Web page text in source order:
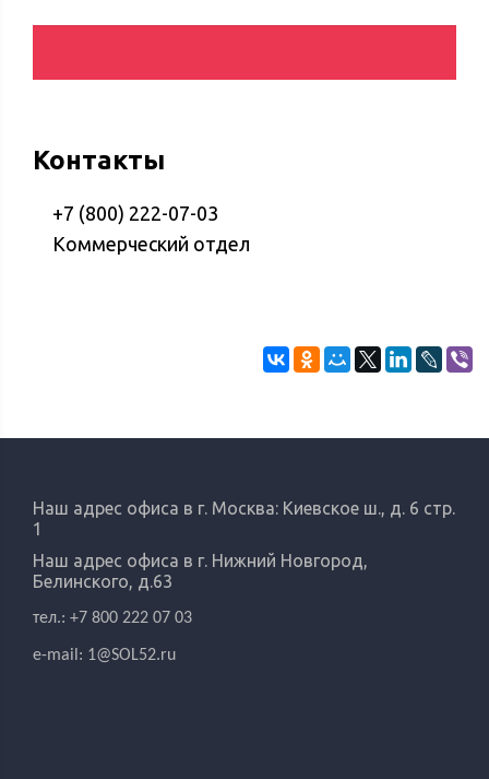
Контакты
+7 (800) 222-07-03
Коммерческий отдел
Наш адрес офиса в г. Москва: Киевское ш., д. 6 стр.
1
Наш адрес офиса в г. Нижний Новгород,
Белинского, д.63
тел.: +7 800 222 07 03
e-mail: 1@SOL52.ru